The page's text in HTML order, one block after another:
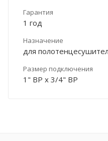
Гарантия
1 год
Назначение
для
Размер подключения
1" ВР х 3/4" ВР